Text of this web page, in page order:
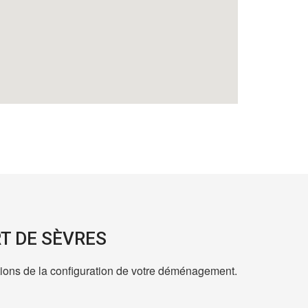
DE SÈVRES
de la configuration de votre déménagement.